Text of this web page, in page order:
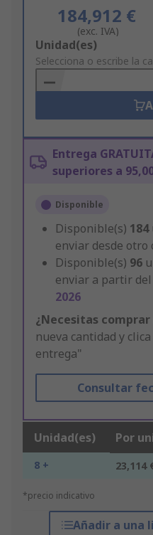
184,912 €
(exc. IVA)
Add
to
Basket
Unidad(es)
Selecciona o escribe la
Entrega
superiores a
Disponible
Disponible(s) 184
enviar desde
Disponible(s) 96
enviar a partir del
2026
¿Necesitas comprar
nueva cantidad y
entrega"
Consultar
Unidad(es) Por
8 + 23,114
*precio indicativo
Añadir a una